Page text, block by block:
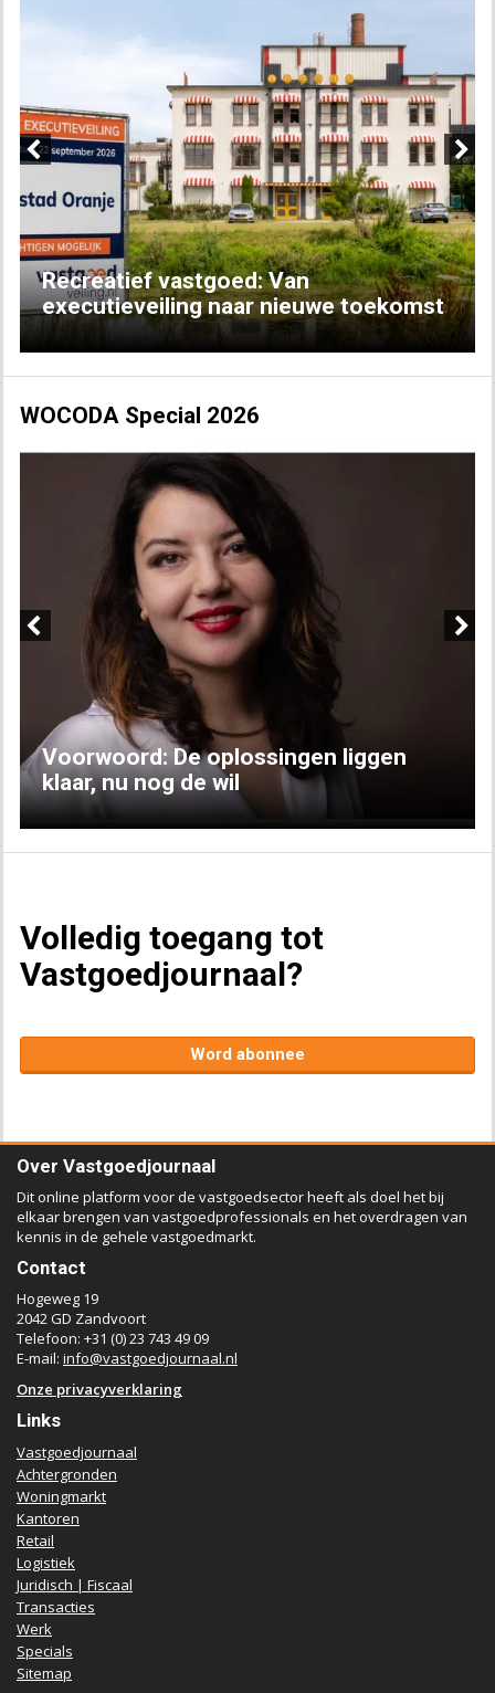
Recreatief vastgoed: Van
executieveiling naar nieuwe toekomst
Next
WOCODA Special 2026
Voorwoord: De oplossingen liggen
klaar, nu nog de wil
Volledig toegang tot
Vastgoedjournaal?
Word abonnee
Over Vastgoedjournaal
Dit online platform voor de vastgoedsector heeft als doel het bij
elkaar brengen van vastgoedprofessionals en het overdragen van
kennis in de gehele vastgoedmarkt.
Contact
Hogeweg 19
2042 GD Zandvoort
Telefoon: +31 (0) 23 743 49 09
E-mail: info@vastgoedjournaal.nl
Onze privacyverklaring
Links
Vastgoedjournaal
Achtergronden
Woningmarkt
Kantoren
Retail
Logistiek
Juridisch | Fiscaal
Transacties
Werk
Specials
Sitemap